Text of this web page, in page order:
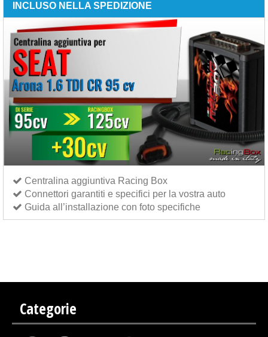
INCLUSO NELLA SPEDIZIONE
Centralina aggiuntiva Racing Box
Connettori garantiti e specifici per la vostra auto
Guida all’installazione con foto specifiche
Categorie